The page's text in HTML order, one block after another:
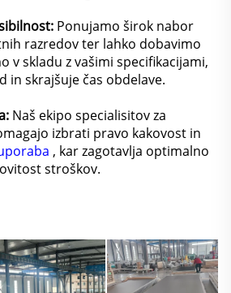
Ponujamo širok nabor
razredov ter lahko dobavimo
v skladu z vašimi specifikacijami,
in skrajšuje čas obdelave.
Naš ekipo specialisitov za
izbrati pravo kakovost in
, kar zagotavlja optimalno
stroškov.